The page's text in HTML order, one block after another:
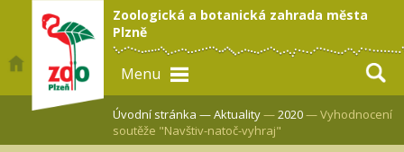
Zoologická a botanická zahrada města
Plzně
Menu
Úvodní stránka —Aktuality—2020— Vyhodnocení
soutěže "Navštiv-natoč-vyhraj"